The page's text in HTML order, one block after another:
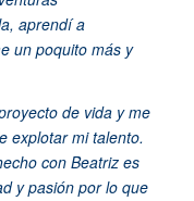
aprendí a
un poquito más y
de vida y me
explotar mi talento.
con Beatriz es
y pasión por lo que